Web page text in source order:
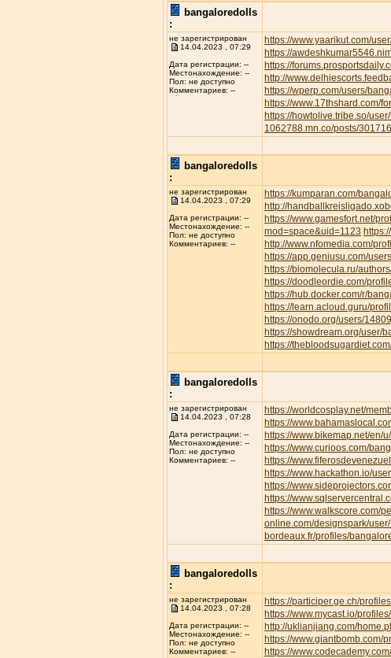
bangaloredolls
:
не зарегистрирован
14.04.2023 , 07:29
Дата регистрации: --
Местонахождение: --
Пол: не доступно
Комментариев: --
https://www.yaarikut.com/
https://
https://
http://
https://wperp.com/users/
https://www.17thshard.com/
https://howtolive.tribe.so/
1062788.mn.co/posts/
bangaloredolls
:
не зарегистрирован
14.04.2023 , 07:29
Дата регистрации: --
Местонахождение: --
Пол: не доступно
Комментариев: --
https://kumparan.com/
http://
https://www.gamesfort.net/
mod=space&uid=1123
http://www.nfomedia.com/
https://app.geniusu.com/
https://biomolecula.ru/
https://doodleordie.com/
https://hub.docker.com/r/
https://learn.acloud.guru/
https://onodo.org/users/
https://showdream.org/user/
https://
bangaloredolls
:
не зарегистрирован
14.04.2023 , 07:28
Дата регистрации: --
Местонахождение: --
Пол: не доступно
Комментариев: --
https://worldcosplay.net/
https://
https://www.bikemap.net/en/
https://www.curioos.com/
https://
https://www.hackathon.io/
https://
https://
https://www.walkscore.com/
online.com/designspark/
bordeaux.fr/profiles/
bangaloredolls
:
не зарегистрирован
14.04.2023 , 07:28
Дата регистрации: --
Местонахождение: --
Пол: не доступно
Комментариев: --
https://participer.ge.ch/
https://www.mycast.io/
http://uklianjiang.com/
https://www.giantbomb.com/
https://